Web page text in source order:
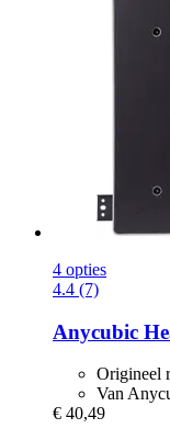
4 opties
4.4 (7)
Anycubic
Origineel
Van
€ 40,49